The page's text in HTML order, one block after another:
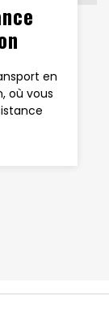
en
où vous